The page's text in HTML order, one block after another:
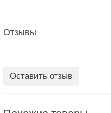
Отзывы
Оставить отзыв